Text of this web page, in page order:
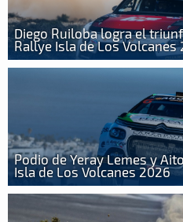
Diego Ruiloba logra el
Rallye Isla de Los Volcanes
Podio de Yeray Lemes y
Isla de Los Volcanes 2026